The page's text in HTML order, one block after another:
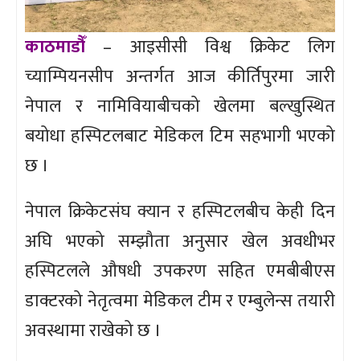
काठमाडौँ– आइसीसी विश्व क्रिकेट लिग
च्याम्पियनसीप अन्तर्गत आज कीर्तिपुरमा जारी
नेपाल र नामिवियाबीचको खेलमा बल्खुस्थित
बयोधा हस्पिटलबाट मेडिकल टिम सहभागी भएको
छ ।
नेपाल क्रिकेटसंघ क्यान र हस्पिटलबीच केही दिन
अघि भएको सम्झौता अनुसार खेल अवधीभर
हस्पिटलले औषधी उपकरण सहित एमबीबीएस
डाक्टरको नेतृत्वमा मेडिकल टीम र एम्बुलेन्स तयारी
अवस्थामा राखेको छ ।